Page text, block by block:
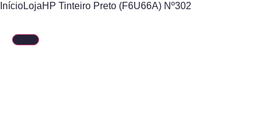
InícioLojaHP Tinteiro Preto (F6U66A) Nº302